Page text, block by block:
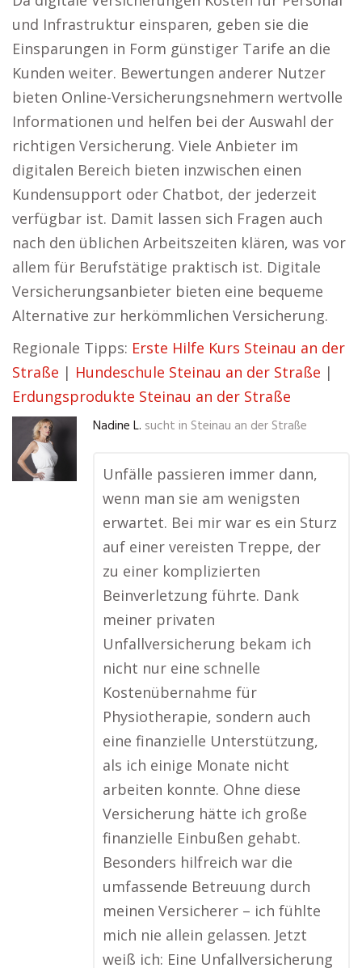
und Infrastruktur einsparen, geben sie die
Einsparungen in Form günstiger Tarife an die
Kunden weiter. Bewertungen anderer Nutzer
bieten Online-Versicherungsnehmern wertvolle
Informationen und helfen bei der Auswahl der
richtigen Versicherung. Viele Anbieter im
digitalen Bereich bieten inzwischen einen
Kundensupport oder Chatbot, der jederzeit
verfügbar ist. Damit lassen sich Fragen auch
nach den üblichen Arbeitszeiten klären, was vor
allem für Berufstätige praktisch ist. Digitale
Versicherungsanbieter bieten eine bequeme
Alternative zur herkömmlichen Versicherung.
Regionale Tipps: Erste Hilfe Kurs Steinau an der
Straße | Hundeschule Steinau an der Straße |
Erdungsprodukte Steinau an der Straße
Nadine L. sucht in Steinau an der Straße
Unfälle passieren immer dann,
wenn man sie am wenigsten
erwartet. Bei mir war es ein Sturz
auf einer vereisten Treppe, der
zu einer komplizierten
Beinverletzung führte. Dank
meiner privaten
Unfallversicherung bekam ich
nicht nur eine schnelle
Kostenübernahme für
Physiotherapie, sondern auch
eine finanzielle Unterstützung,
als ich einige Monate nicht
arbeiten konnte. Ohne diese
Versicherung hätte ich große
finanzielle Einbußen gehabt.
Besonders hilfreich war die
umfassende Betreuung durch
meinen Versicherer – ich fühlte
mich nie allein gelassen. Jetzt
weiß ich: Eine Unfallversicherung